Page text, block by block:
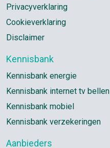
Privacyverklaring
Cookieverklaring
Disclaimer
Kennisbank
Kennisbank energie
Kennisbank internet tv bellen
Kennisbank mobiel
Kennisbank verzekeringen
Aanbieders